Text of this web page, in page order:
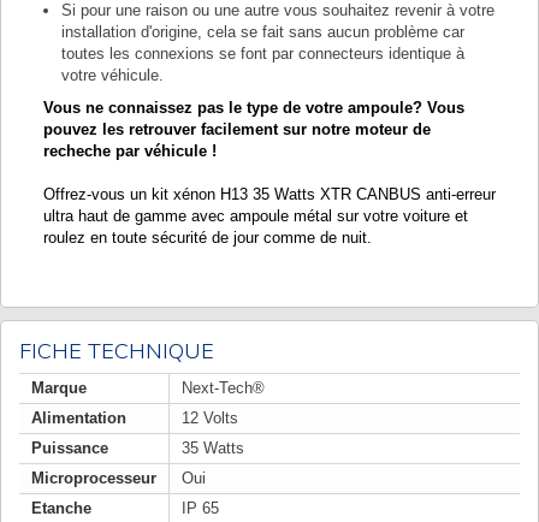
Si pour une raison ou une autre vous souhaitez revenir à votre
installation d'origine, cela se fait sans aucun problème car
toutes les connexions se font par connecteurs identique à
votre véhicule.
Vous ne connaissez pas le type de votre ampoule? Vous
pouvez les retrouver facilement sur notre moteur de
recheche par véhicule !
Offrez-vous un kit xénon H13 35 Watts XTR CANBUS anti-erreur
ultra haut de gamme avec ampoule métal sur votre voiture et
roulez en toute sécurité de jour comme de nuit.
FICHE TECHNIQUE
Marque
Next-Tech®
Alimentation
12 Volts
Puissance
35 Watts
Microprocesseur
Oui
Etanche
IP 65